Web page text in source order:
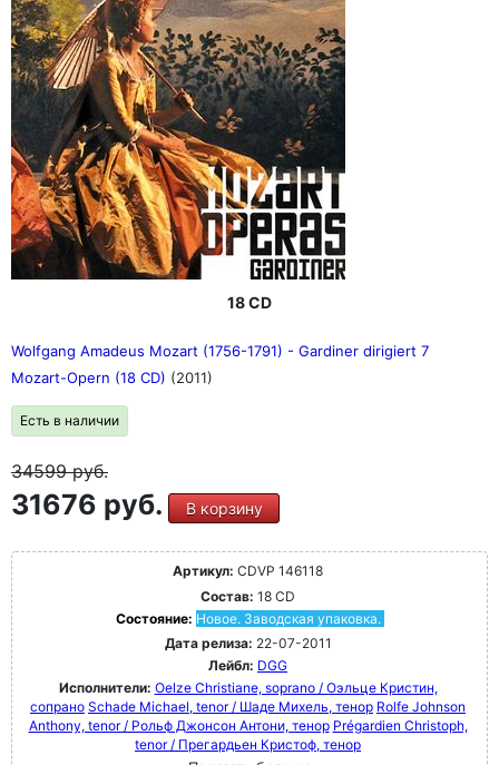
18 CD
Wolfgang Amadeus Mozart (1756-1791) - Gardiner dirigiert 7
Mozart-Opern (18 CD) (2011)
Есть в наличии
34599руб.
31676 руб. В корзину
Артикул: CDVP 146118
Состав: 18 CD
Состояние: Новое. Заводская упаковка.
Дата релиза: 22-07-2011
Лейбл: DGG
Исполнители: Oelze Christiane, soprano / Оэльце Кристин,
сопрано Schade Michael, tenor / Шаде Михель, тенор Rolfe Johnson
Anthony, tenor / Рольф Джонсон Антони, тенор Prégardien Christoph,
tenor / Прегардьен Кристоф, тенор